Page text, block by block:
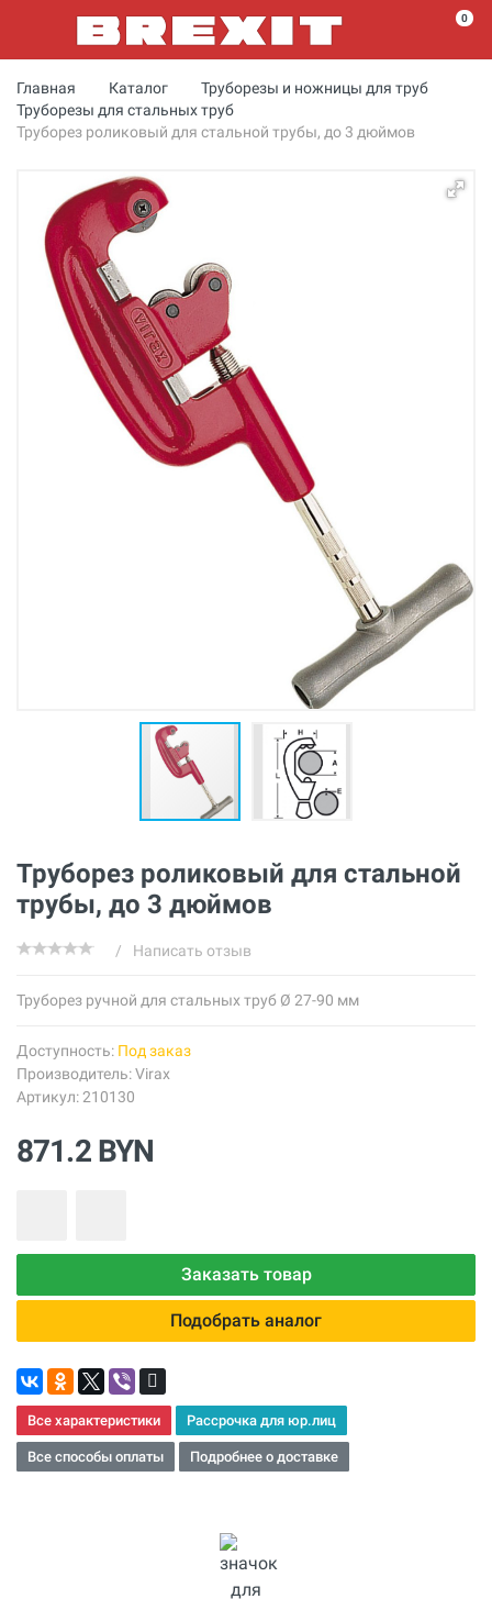
0
Главная Каталог
Труборезы и ножницы для труб
Труборезы для стальных труб
Труборез роликовый для стальной трубы, до 3 дюймов
Труборез роликовый для стальной
трубы, до 3 дюймов
/ Написать отзыв
Труборез ручной для стальных труб Ø 27-90 мм
Доступность: Под заказ
Производитель:Virax
Артикул: 210130
871.2 BYN
Заказать товар
Подобрать аналог
Все характеристики Рассрочка для юр.лиц
Все способы оплаты Подробнее о доставке